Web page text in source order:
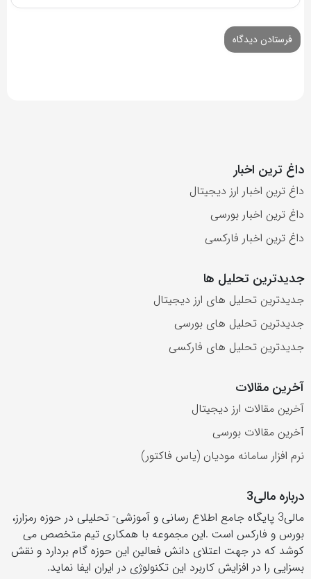
داغ ترین اخبار
داغ ترین اخبار ارز دیجیتال
داغ ترین اخبار بورسی
داغ ترین اخبار فارکسی
جدیدترین تحلیل ها
جدیدترین تحلیل های ارز دیجیتال
جدیدترین تحلیل های بورسی
جدیدترین تحلیل های فارکسی
آخرین مقالات
آخرین مقالات ارز دیجیتال
آخرین مقالات بورسی
نرم افزار سامانه مودیان (یاس فاکتور)
درباره مالی3
مالی3 پایگاه جامع اطلاع رسانی و آموزشی- تحلیلی در حوزه رمزارز،
بورس و فارکس است .این مجموعه با همکاری تیم متخصص می
کوشد که در جهت اعتلای دانش فعالین این حوزه گام بردارد و نقش
بسزایی را در افزایش کاربرد این تکنولوژی در ایران ایفا نماید.